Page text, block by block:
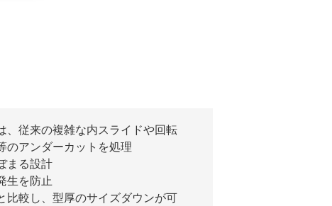
、従来の複雑な内スライドや回転
のアンダーカットを処理
まる設計
生を防止
比較し、型厚のサイズダウンが可